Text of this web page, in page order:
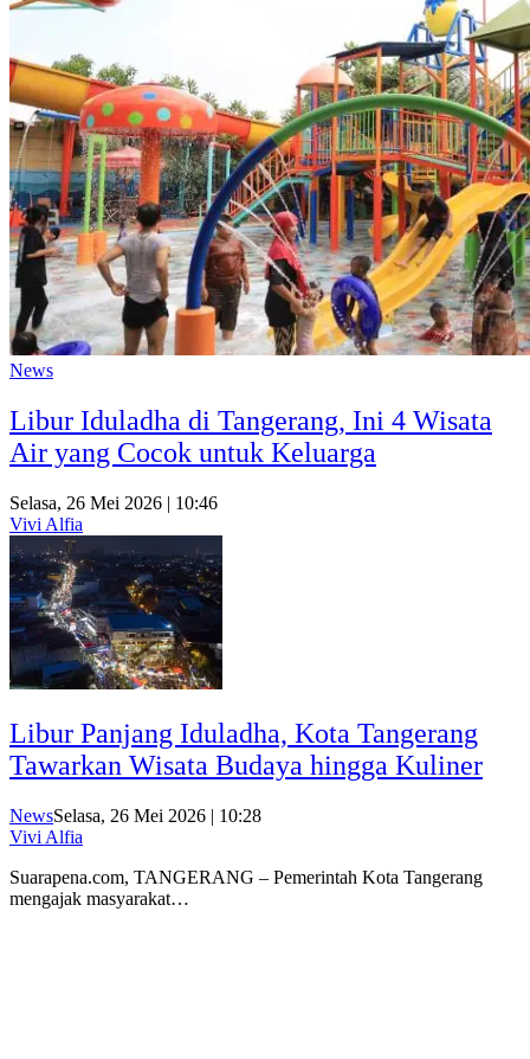
News
Libur Iduladha di Tangerang, Ini 4 Wisata
Air yang Cocok untuk Keluarga
Selasa, 26 Mei 2026 | 10:46
Vivi Alfia
Libur Panjang Iduladha, Kota Tangerang
Tawarkan Wisata Budaya hingga Kuliner
NewsSelasa, 26 Mei 2026 | 10:28
Vivi Alfia
Suarapena.com, TANGERANG – Pemerintah Kota Tangerang
mengajak masyarakat…